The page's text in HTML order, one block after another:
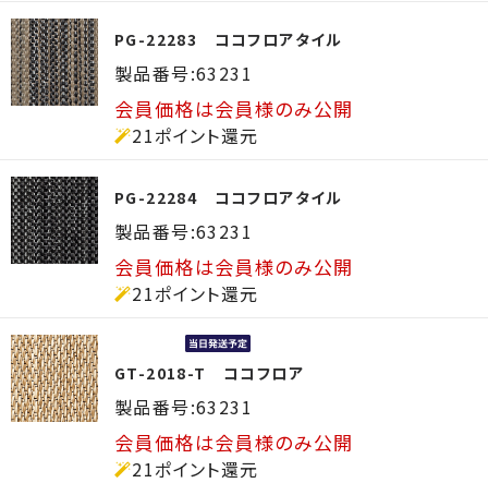
PG-22283 ココフロアタイル
製品番号:63231
会員価格は会員様のみ公開
21ポイント還元
PG-22284 ココフロアタイル
製品番号:63231
会員価格は会員様のみ公開
21ポイント還元
GT-2018-T ココフロア
製品番号:63231
会員価格は会員様のみ公開
21ポイント還元